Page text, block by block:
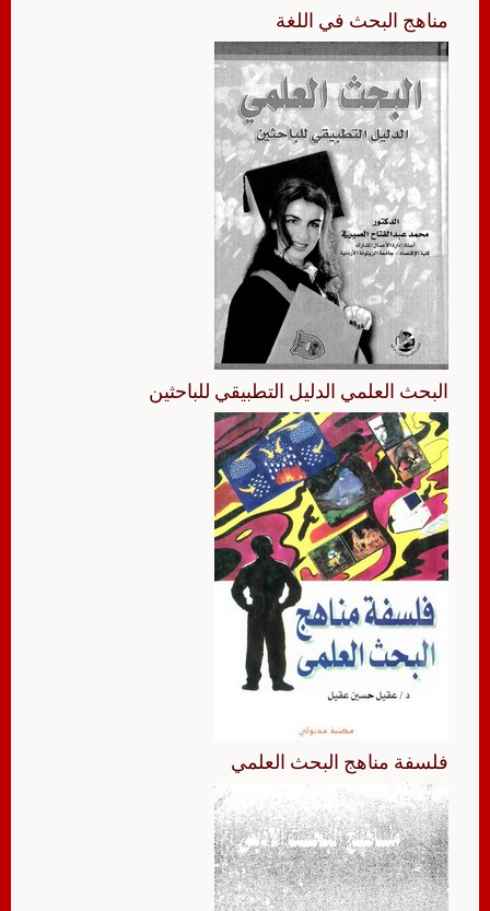
مناهج البحث في اللغة
البحث العلمي الدليل التطبيقي للباحثين
فلسفة مناهج البحث العلمي